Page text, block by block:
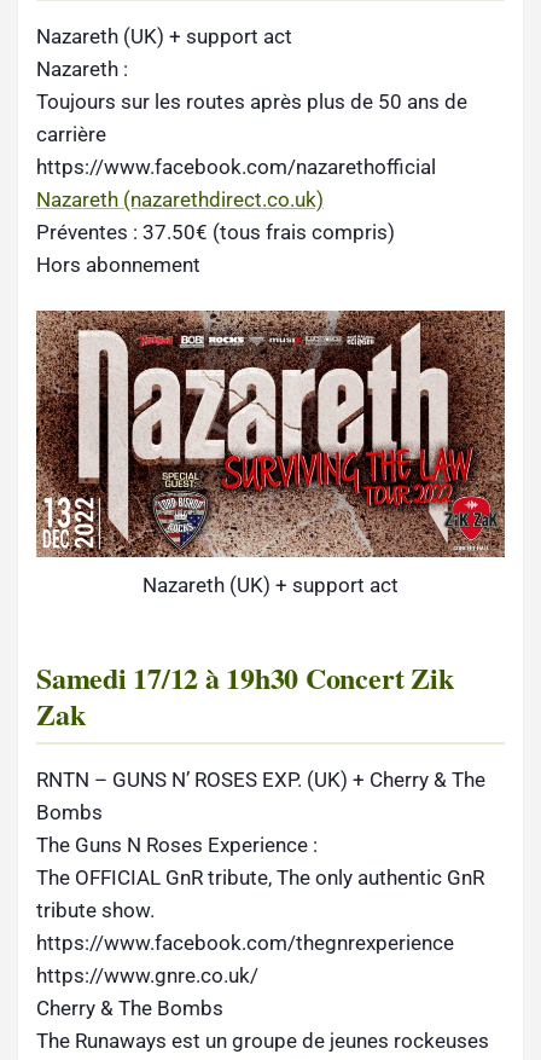
Nazareth (UK) + support act
Nazareth :
Toujours sur les routes après plus de 50 ans de
carrière
https://www.facebook.com/nazarethofficial
Nazareth (nazarethdirect.co.uk)
Préventes : 37.50€ (tous frais compris)
Hors abonnement
Nazareth (UK) + support act
Samedi 17/12 à 19h30 Concert Zik
Zak
RNTN – GUNS N’ ROSES EXP. (UK) + Cherry & The
Bombs
The Guns N Roses Experience :
The OFFICIAL GnR tribute, The only authentic GnR
tribute show.
https://www.facebook.com/thegnrexperience
https://www.gnre.co.uk/
Cherry & The Bombs
The Runaways est un groupe de jeunes rockeuses